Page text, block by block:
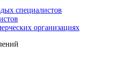
специалистов
организациях